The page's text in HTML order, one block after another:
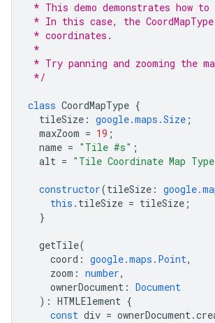
* This demo demonstrates
* In this case, the
* coordinates.
* Try panning and zooming
class CoordMapType
tileSize: google.maps.Size
maxZoom
=
name
= "Tile #s"
alt
= "Tile Coordinate Map
constructor(tileSize:
this.tileSize = tileSize
getTile
coord: google.maps.Point
zoom: number
ownerDocument: Document
): HTMLElement
const
div = ownerDocument.